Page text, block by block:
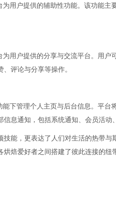
为用户提供的辅助性功能。该功能主
为用户提供的分享与交流平台。用
评论与分享等操作。
能下管理个人主页与后台信息。平
信息通知，包括系统通知、会员活动
技能，更表达了人们对生活的热带与
烘焙爱好者之间搭建了彼此连接的纽